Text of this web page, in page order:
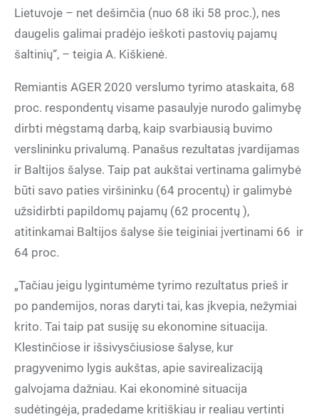
Lietuvoje – net dešimčia (nuo 68 iki 58 proc.), nes
daugelis galimai pradėjo ieškoti pastovių pajamų
šaltinių“, – teigia A. Kiškienė.
Remiantis AGER 2020 verslumo tyrimo ataskaita, 68
proc. respondentų visame pasaulyje nurodo galimybę
dirbti mėgstamą darbą, kaip svarbiausią buvimo
verslininku privalumą. Panašus rezultatas įvardijamas
ir Baltijos šalyse. Taip pat aukštai vertinama galimybė
būti savo paties viršininku (64 procentų) ir galimybė
užsidirbti papildomų pajamų (62 procentų ),
atitinkamai Baltijos šalyse šie teiginiai įvertinami 66 ir
64 proc.
„Tačiau jeigu lygintumėme tyrimo rezultatus prieš ir
po pandemijos, noras daryti tai, kas įkvepia, nežymiai
krito. Tai taip pat susiję su ekonomine situacija.
Klestinčiose ir išsivysčiusiose šalyse, kur
pragyvenimo lygis aukštas, apie savirealizaciją
galvojama dažniau. Kai ekonominė situacija
sudėtingėja, pradedame kritiškiau ir realiau vertinti